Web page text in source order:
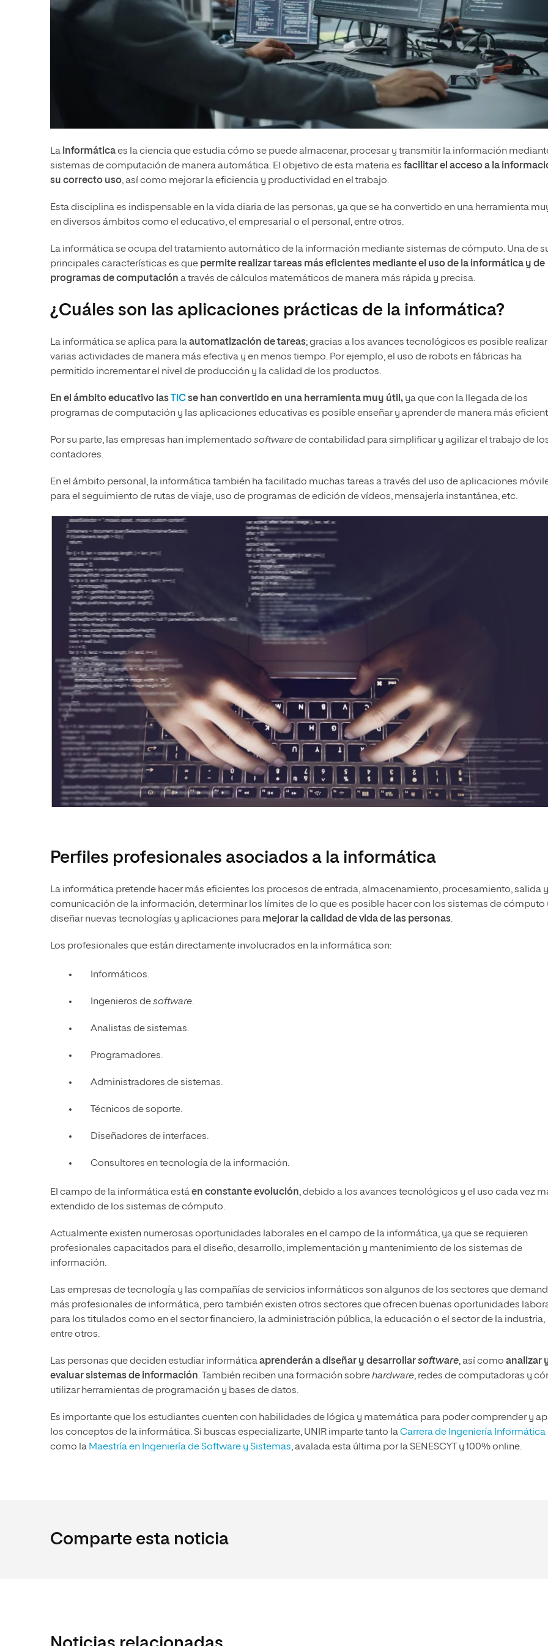
La informáticaes la ciencia que estudia cómo se puede almacenar, procesar y transmitir la información
sistemas de computación de manera automática. El objetivo de esta materia es facilitar el acceso a la
su correcto uso, así como mejorar la eficiencia y productividad en el trabajo.
Esta disciplina es indispensable en la vida diaria de las personas, ya que se ha convertido en una herramienta
en diversos ámbitos como el educativo, el empresarial o el personal, entre otros.
La informática se ocupa del tratamiento automático de la información mediante sistemas de cómputo. Una de
principales características es que permite realizar tareas más eficientes mediante el uso de la informática y de
programas de computación a través de cálculos matemáticos de manera más rápida y precisa.
¿Cuáles son las aplicaciones prácticas de la informática?
La informática se aplica para laautomatización de tareas; gracias a los avances tecnológicos es posible realizar
varias actividades de manera más efectiva y en menos tiempo. Por ejemplo, el uso de robots en fábricas ha
permitido incrementar el nivel de producción y la calidad de los productos.
En el ámbito educativo las TICse han convertido en una herramienta muy útil, ya que con la llegada de los
programas de computación y las aplicaciones educativas es posible enseñar y aprender de manera más
Por su parte, las empresas han implementado softwarede contabilidad para simplificar y agilizar el trabajo de
contadores.
En el ámbito personal, la informática también ha facilitado muchas tareas a través del uso de aplicaciones
para el seguimiento de rutas de viaje, uso de programas de edición de vídeos, mensajería instantánea, etc.
Perfiles profesionales asociados a la informática
La informática pretende hacer más eficientes los procesos de entrada, almacenamiento, procesamiento, salida y
comunicación de la información, determinar los límites de lo que es posible hacer con los sistemas de cómputo
diseñar nuevas tecnologías y aplicaciones para mejorar la calidad de vida de las personas.
Los profesionales que están directamente involucrados en la informática son:
Informáticos.
Ingenieros desoftware.
Analistas de sistemas.
Programadores.
Administradores de sistemas.
Técnicos de soporte.
Diseñadores de interfaces.
Consultores en tecnología de la información.
El campo de la informática estáen constante evolución, debido a los avances tecnológicos y el uso cada vez
extendido de los sistemas de cómputo.
Actualmente existen numerosas oportunidades laborales en el campo de la informática, ya que se requieren
profesionales capacitados para el diseño, desarrollo, implementación y mantenimiento de los sistemas de
información.
Las empresas de tecnología y las compañías de servicios informáticos son algunos de los sectores que
más profesionales de informática, pero también existen otros sectores que ofrecen buenas oportunidades
para los titulados como en el sector financiero, la administración pública, la educación o el sector de la industria,
entre otros.
Las personas que deciden estudiar informáticaaprenderán a diseñar y desarrollarsoftware, así como analizar
evaluar sistemas de información. También reciben una formación sobrehardware, redes de computadoras y
utilizar herramientas de programación y bases de datos.
Es importante que los estudiantes cuenten con habilidades de lógica y matemática para poder comprender y
los conceptos de la informática. Si buscas especializarte, UNIR imparte tanto laCarrera de Ingeniería Informática
como la Maestría en Ingeniería de Software y Sistemas, avalada esta última por la SENESCYT y 100% online.
Comparte esta noticia